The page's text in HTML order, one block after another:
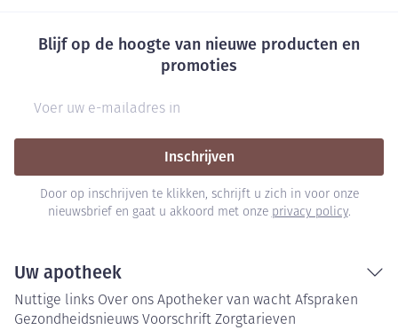
Blijf op de hoogte van nieuwe producten en
promoties
Inschrijven
Door op inschrijven te klikken, schrijft u zich in voor onze
nieuwsbrief en gaat u akkoord met onze privacy policy.
Uw apotheek
Nuttige links Over ons Apotheker van wacht Afspraken
Gezondheidsnieuws Voorschrift Zorgtarieven